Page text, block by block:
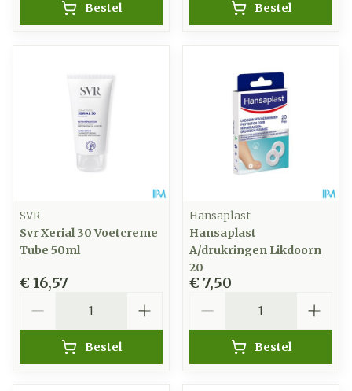
Bestel Bestel
SVR
Svr Xerial 30 Voetcreme
Tube 50ml
€ 16,57
Bestel
Hansaplast
Hansaplast
A/drukringen Likdoorn
20
€ 7,50
Bestel